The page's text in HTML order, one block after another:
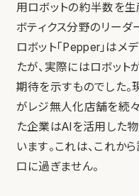
用ロボットの約半数を
ボティクス分野のリーダ
ロボット「Pepper」は
たが、実際にはロボッ
期待を示すものでした。
がレジ無人化店舗を続々
た企業はAIを活用した
います。これは、これか
口に過ぎません。